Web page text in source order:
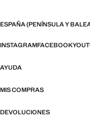
ESPAÑA (PENÍNSULA Y
INSTAGRAMFACEBOOK
AYUDA
MIS COMPRAS
DEVOLUCIONES